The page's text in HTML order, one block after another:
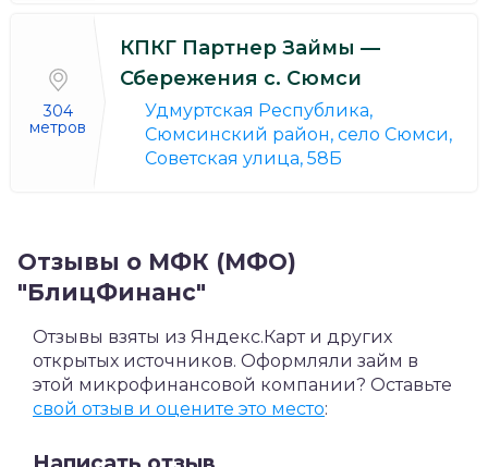
304
метров
КПКГ Партнер Займы —
Сбережения с. Сюмси
Удмуртская Республика,
Сюмсинский район, село Сюмси,
Советская улица, 58Б
Отзывы о МФК (МФО)
"БлицФинанс"
Отзывы взяты из Яндекс.Карт и других
открытых источников. Оформляли займ в
этой микрофинансовой компании? Оставьте
свой отзыв и оцените это место: